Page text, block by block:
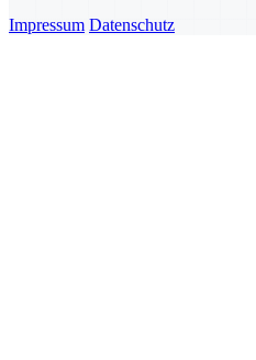
Impressum Datenschutz